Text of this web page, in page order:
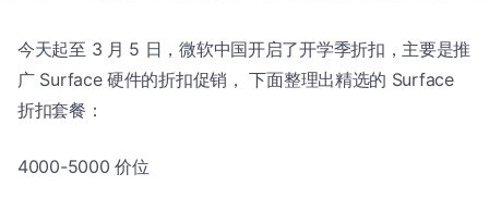
今天起至 3 月 5 日，微软中国开启了开学季折扣，主要是推
广 Surface 硬件的折扣促销， 下面整理出精选的 Surface
折扣套餐：
4000-5000 价位